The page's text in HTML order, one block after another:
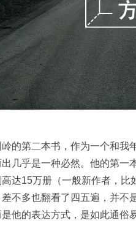
的第二本书，作为一个和我
出几乎是一种必然。他的第一
高达15万册（一般新作者，比
不多也翻看了四五遍，并不
是他的表达方式，是如此通俗